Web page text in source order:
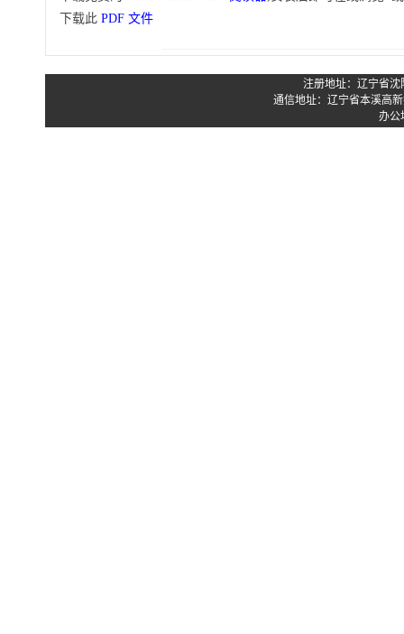
下载此 PDF 文件
注册地址：辽宁省沈
通信地址：辽宁省本溪高
办公